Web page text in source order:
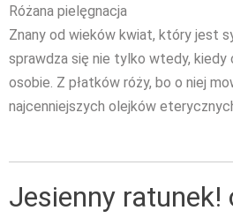
Różana pielęgnacja
Znany od wieków kwiat, który jest
sprawdza się nie tylko wtedy,
osobie. Z płatków róży, bo o niej
najcenniejszych olejków
Jesienny